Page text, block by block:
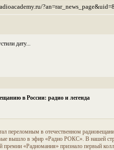
дату...
в России: радио и легенда
переломным в отечественном
вышло в эфир «Радио РОКС». В нашей
премии «Радиомания» признало первый